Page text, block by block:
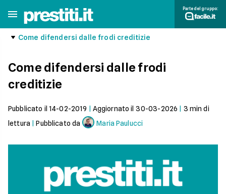
Parte del gruppo:
Come difendersi dalle frodi creditizie
Come difendersi dalle frodi
creditizie
Pubblicato il 14-02-2019 Aggiornato il 30-03-2026 3 min di
lettura |Pubblicato da Maria Paulucci